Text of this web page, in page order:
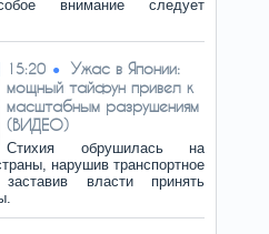
внимание следует
15:20
Ужас в Японии:
мощный тайфун привел к
масштабным разрушениям
(ВИДЕО)
Стихия обрушилась на
нарушив транспортное
власти принять